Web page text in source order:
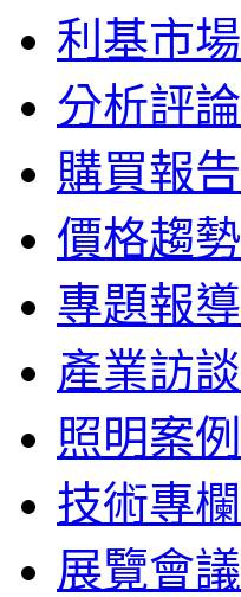
利基市場
分析評論
購買報告
價格趨勢
專題報導
產業訪談
照明案例
技術專欄
展覽會議